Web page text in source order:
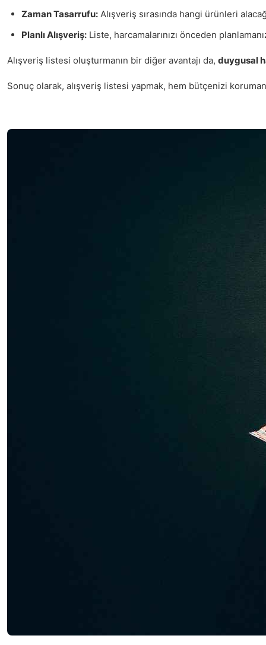
Zaman Tasarrufu: Alışveriş sırasında hangi ürünleri
Planlı Alışveriş: Liste, harcamalarınızı önceden
Alışveriş listesi oluşturmanın bir diğer avantajı da, duygusal
Sonuç olarak, alışveriş listesi yapmak, hem bütçenizi